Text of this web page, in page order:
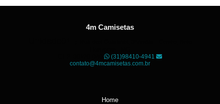
4m Camisetas
(31)98410-4941
contato@4mcamisetas.com.br
Home